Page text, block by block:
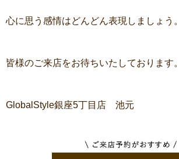
心に思う感情はどんどん表現しましょう。
皆様のご来店をお待ちいたしております。
GlobalStyle銀座5丁目店 池元